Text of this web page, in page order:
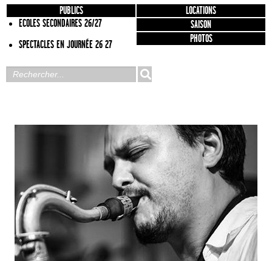
PUBLICS
ECOLES SECONDAIRES 26/27
SPECTACLES EN JOURNÉE 26 27
LOCATIONS
SAISON
PHOTOS